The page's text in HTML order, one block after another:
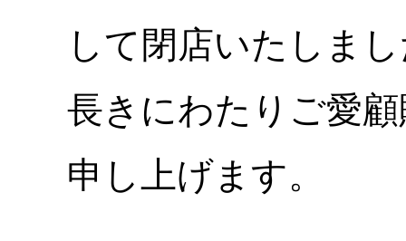
して閉店いたしま
長きにわたりご愛
申し上げます。